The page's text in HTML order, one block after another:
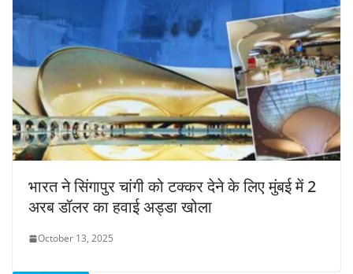
भारत ने सिंगापुर चांगी को टक्कर देने के लिए मुंबई में 2
अरब डॉलर का हवाई अड्डा खोला
October 13, 2025